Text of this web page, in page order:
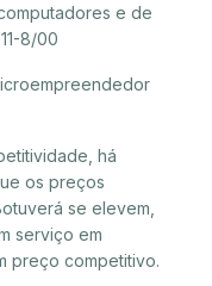
e de
8/00
há
os preços
se elevem,
serviço em
preço competitivo.